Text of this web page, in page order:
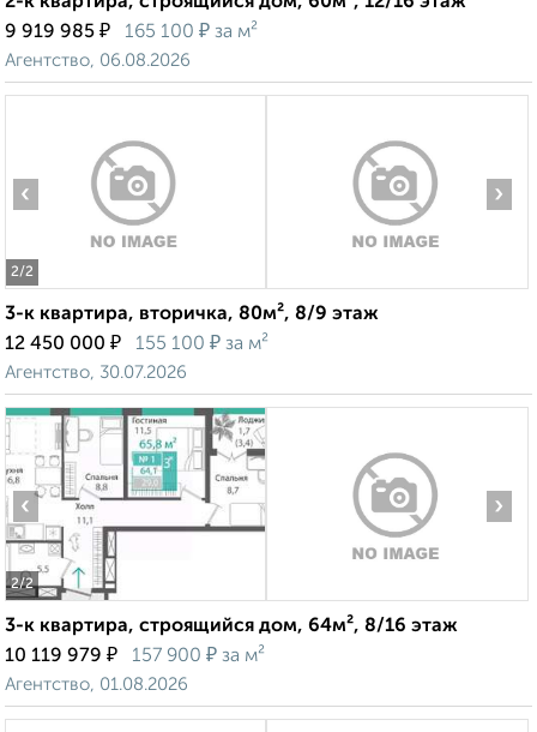
9 919 985 ₽ 165 100 ₽ за м²
Агентство, 06.08.2026
2/2
‹ ›
3-к квартира, вторичка, 80м², 8/9 этаж
12 450 000 ₽ 155 100 ₽ за м²
Агентство, 30.07.2026
2/2
‹ ›
3-к квартира, строящийся дом, 64м², 8/16 этаж
10 119 979 ₽ 157 900 ₽ за м²
Агентство, 01.08.2026